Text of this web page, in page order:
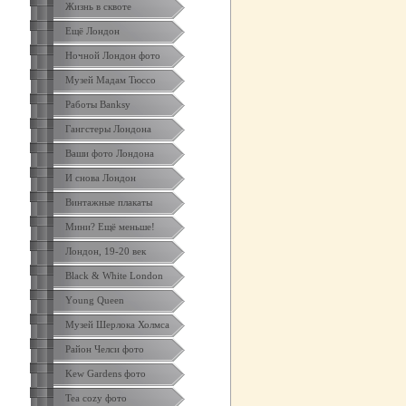
Жизнь в сквоте
Ещё Лондон
Ночной Лондон фото
Музей Мадам Тюссо
Работы Banksy
Гангстеры Лондона
Ваши фото Лондона
И снова Лондон
Винтажные плакаты
Мини? Ещё меньше!
Лондон, 19-20 век
Black & White London
Yоung Queen
Музей Шерлока Холмса
Район Челси фото
Kew Gardens фото
Tea cozy фото